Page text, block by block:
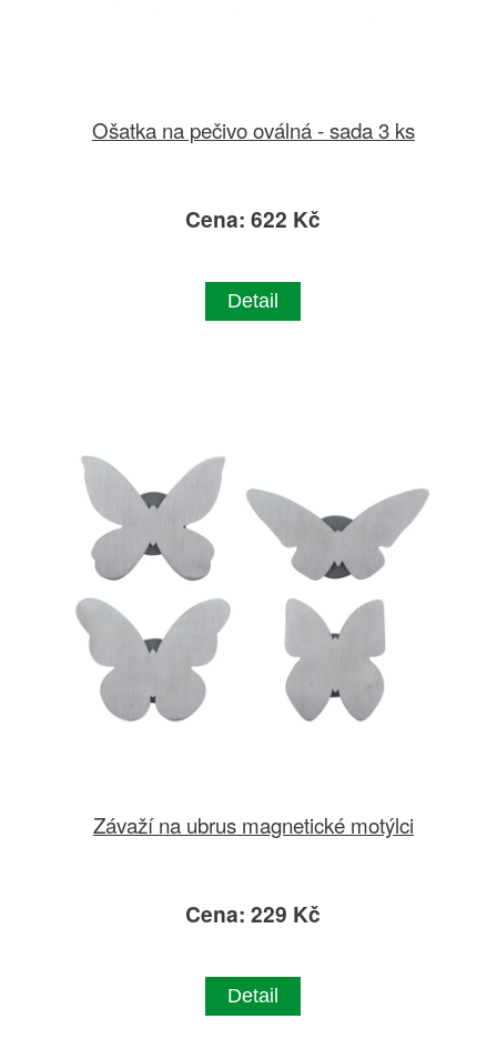
Ošatka na pečivo oválná - sada 3 ks
Cena: 622 Kč
Detail
Závaží na ubrus magnetické motýlci
Cena: 229 Kč
Detail